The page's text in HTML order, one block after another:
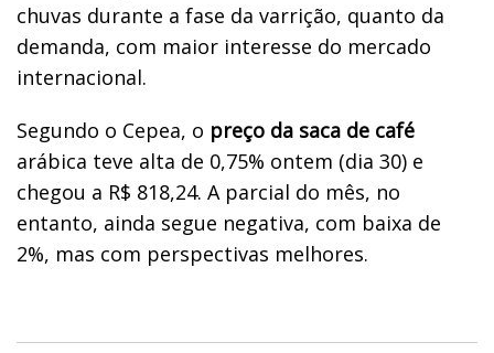
chuvas durante a fase da varrição, quanto da
demanda, com maior interesse do mercado
internacional.
Segundo o Cepea, o preço da saca de café
arábica teve alta de 0,75% ontem (dia 30) e
chegou a R$ 818,24. A parcial do mês, no
entanto, ainda segue negativa, com baixa de
2%, mas com perspectivas melhores.